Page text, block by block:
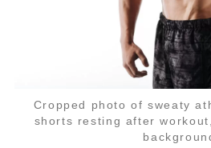
Cropped photo of sweaty
shorts resting after